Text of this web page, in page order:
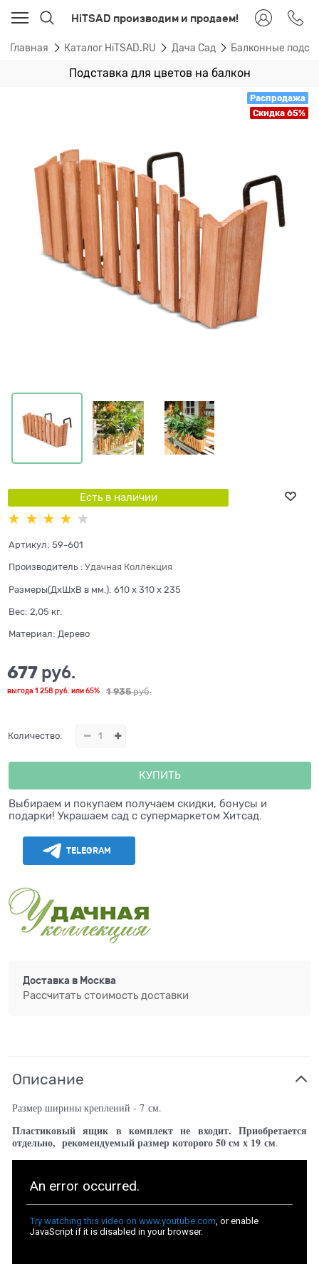
HiTSAD производим и продаем!
Главная Каталог HiTSAD.RU Дача Сад Балконные
Подставка для цветов на балкон
Распродажа
Скидка 65%
Есть в наличии
Артикул: 59-601
Производитель : Удачная Коллекция
Размеры(ДхШхВ в мм.): 610 x 310 x 235
Вес: 2,05 кг.
Материал: Дерево
1 935 руб.
677 руб.
выгода 1 258 руб. или65%
Количество:
КУПИТЬ
Выбираем и покупаем получаем скидки, бонусы и
подарки! Украшаем сад с супермаркетом Хитсад.
TELEGRAM
Доставка в Москва
Рассчитать стоимость доставки
Описание
Размер ширины креплений - 7 см.
Пластиковый ящик в комплект не входит. Приобретается
отдельно, рекомендуемый размер которого 50 см х 19 см.